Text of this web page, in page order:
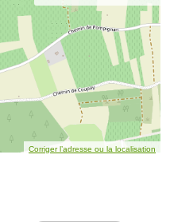
Corriger l’adresse ou la localisation